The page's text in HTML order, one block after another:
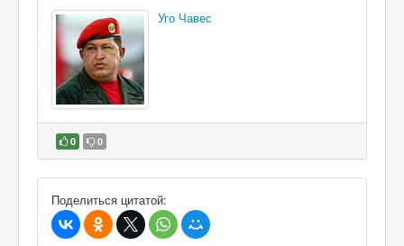
Уго Чавес
0 0
В избранное
Поделиться цитатой: